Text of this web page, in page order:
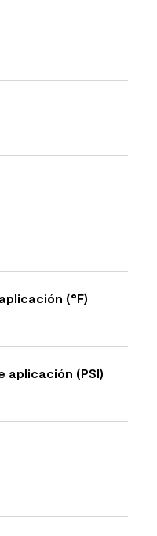
(°F)
aplicación (PSI)